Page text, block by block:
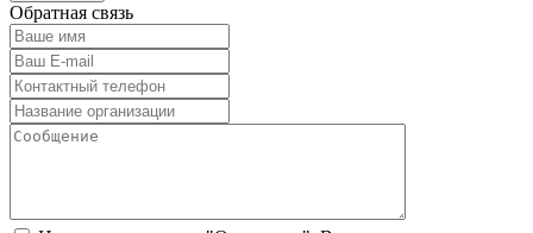
Обратная связь